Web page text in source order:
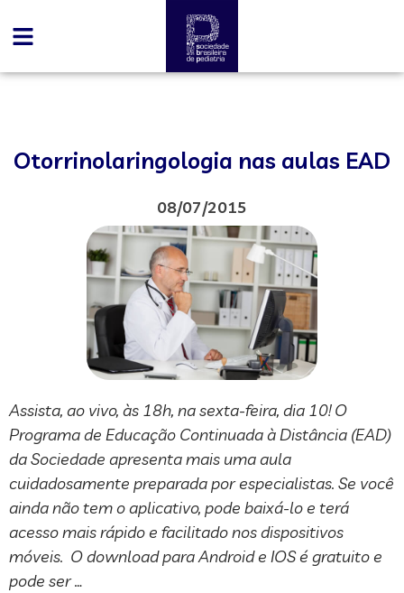
Otorrinolaringologia nas aulas EAD
08/07/2015
Assista, ao vivo, às 18h, na sexta-feira, dia 10! O
Programa de Educação Continuada à Distância (EAD)
da Sociedade apresenta mais uma aula
cuidadosamente preparada por especialistas. Se você
ainda não tem o aplicativo, pode baixá-lo e terá
acesso mais rápido e facilitado nos dispositivos
móveis. O download para Android e IOS é gratuito e
pode ser …